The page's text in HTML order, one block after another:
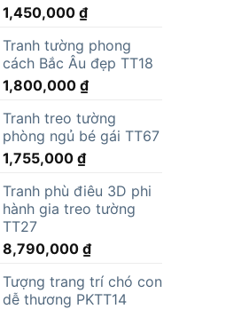
1,450,000 ₫
Tranh tường phong
cách Bắc Âu đẹp TT18
1,800,000 ₫
Tranh treo tường
phòng ngủ bé gái TT67
1,755,000 ₫
Tranh phù điêu 3D phi
hành gia treo tường
TT27
8,790,000 ₫
Tượng trang trí chó con
dễ thương PKTT14